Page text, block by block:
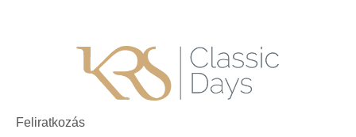
Feliratkozás